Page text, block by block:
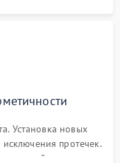
Установка новых
протечек.
системы,